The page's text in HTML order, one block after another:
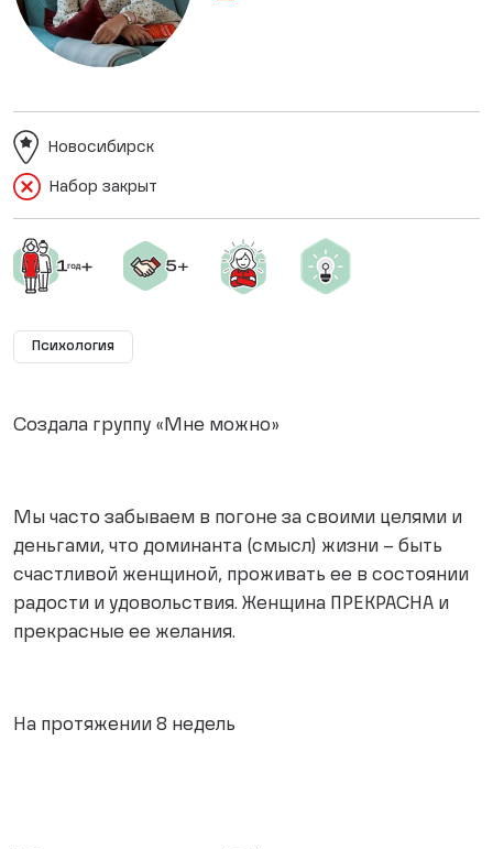
Набор закрыт
Новосибирск
Психология
Создала группу «Мне можно»
Мы часто забываем в погоне за своими целями и
деньгами, что доминанта (смысл) жизни – быть
счастливой женщиной, проживать ее в состоянии
радости и удовольствия. Женщина ПРЕКРАСНА и
прекрасные ее желания.
На протяжении 8 недель